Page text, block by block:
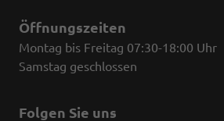
Öffnungszeiten
Montag bis Freitag 07:30-18:00 Uhr
Samstag geschlossen
Folgen Sie uns